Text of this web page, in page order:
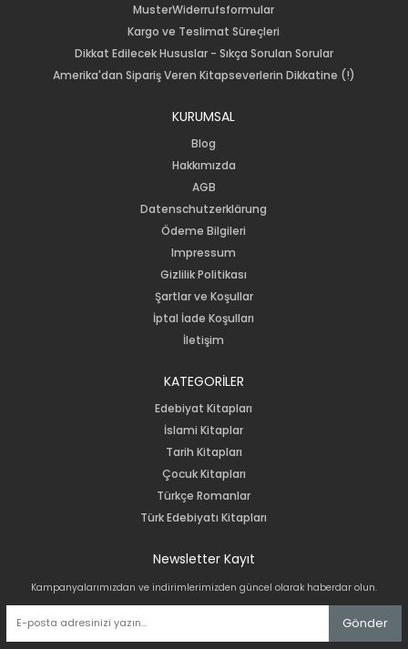
MusterWiderrufsformular
Kargo ve Teslimat Süreçleri
Dikkat Edilecek Hususlar - Sıkça Sorulan Sorular
Amerika'dan Sipariş Veren Kitapseverlerin Dikkatine (!)
KURUMSAL
Blog
Hakkımızda
AGB
Datenschutzerklärung
Ödeme Bilgileri
Impressum
Gizlilik Politikası
Şartlar ve Koşullar
İptal İade Koşulları
İletişim
KATEGORİLER
Edebiyat Kitapları
İslami Kitaplar
Tarih Kitapları
Çocuk Kitapları
Türkçe Romanlar
Türk Edebiyatı Kitapları
Newsletter Kayıt
Kampanyalarımızdan ve indirimlerimizden güncel olarak haberdar olun.
Gönder